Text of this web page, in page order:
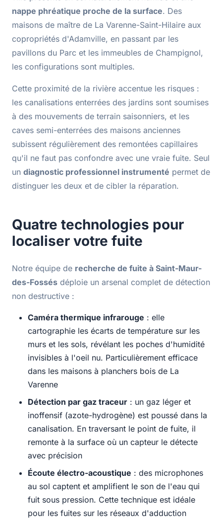
nappe phréatique proche de la surface. Des
maisons de maître de La Varenne-Saint-Hilaire aux
copropriétés d'Adamville, en passant par les
pavillons du Parc et les immeubles de Champignol,
les configurations sont multiples.
Cette proximité de la rivière accentue les risques :
les canalisations enterrées des jardins sont soumises
à des mouvements de terrain saisonniers, et les
caves semi-enterrées des maisons anciennes
subissent régulièrement des remontées capillaires
qu'il ne faut pas confondre avec une vraie fuite. Seul
un diagnostic professionnel instrumenté permet de
distinguer les deux et de cibler la réparation.
Quatre technologies pour
localiser votre fuite
Notre équipe de recherche de fuite à Saint-Maur-
des-Fossés déploie un arsenal complet de détection
non destructive :
Caméra thermique infrarouge : elle
cartographie les écarts de température sur les
murs et les sols, révélant les poches d'humidité
invisibles à l'oeil nu. Particulièrement efficace
dans les maisons à planchers bois de La
Varenne
Détection par gaz traceur : un gaz léger et
inoffensif (azote-hydrogène) est poussé dans la
canalisation. En traversant le point de fuite, il
remonte à la surface où un capteur le détecte
avec précision
Écoute électro-acoustique : des microphones
au sol captent et amplifient le son de l'eau qui
fuit sous pression. Cette technique est idéale
pour les fuites sur les réseaux d'adduction